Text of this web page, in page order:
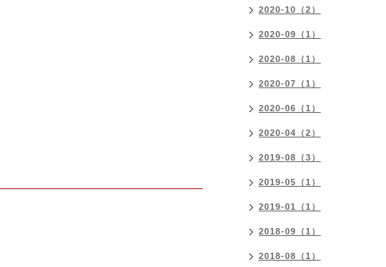
2020-10（2）
2020-09（1）
2020-08（1）
2020-07（1）
2020-06（1）
2020-04（2）
2019-08（3）
2019-05（1）
2019-01（1）
2018-09（1）
2018-08（1）